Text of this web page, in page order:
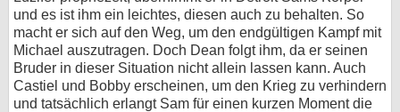
und es ist ihm ein leichtes, diesen auch zu behalten. So
macht er sich auf den Weg, um den endgültigen Kampf mit
Michael auszutragen. Doch Dean folgt ihm, da er seinen
Bruder in dieser Situation nicht allein lassen kann. Auch
Castiel und Bobby erscheinen, um den Krieg zu verhindern
und tatsächlich erlangt Sam für einen kurzen Moment die